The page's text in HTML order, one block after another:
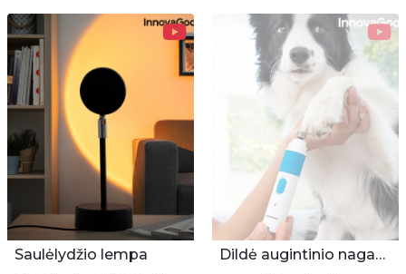
Saulėlydžio lempa
Dildė augintinio nagams